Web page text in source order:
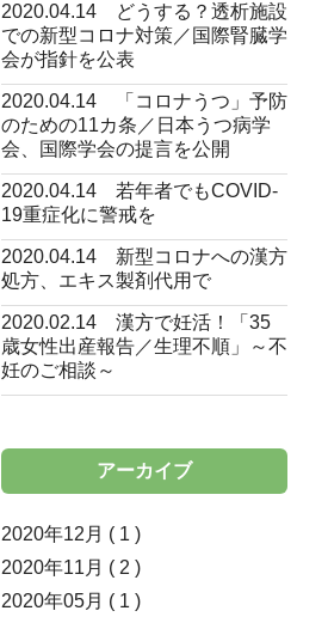
2020.04.14 どうする？透析施設
での新型コロナ対策／国際腎臓学
会が指針を公表
2020.04.14 「コロナうつ」予防
のための11カ条／日本うつ病学
会、国際学会の提言を公開
2020.04.14 若年者でもCOVID-
19重症化に警戒を
2020.04.14 新型コロナへの漢方
処方、エキス製剤代用で
2020.02.14 漢方で妊活！「35
歳女性出産報告／生理不順」～不
妊のご相談～
アーカイブ
2020年12月 ( 1 )
2020年11月 ( 2 )
2020年05月 ( 1 )